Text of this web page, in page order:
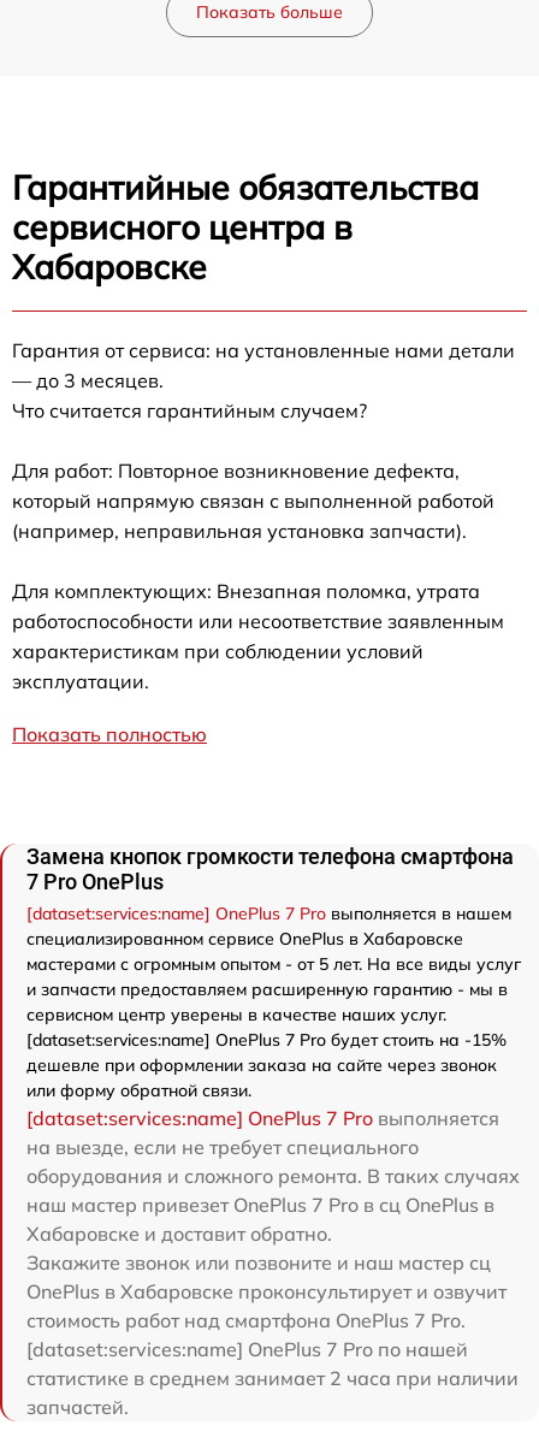
Показать больше
Гарантийные обязательства
сервисного центра в
Хабаровске
Гарантия от сервиса: на установленные нами детали
— до 3 месяцев.
Что считается гарантийным случаем?
Для работ: Повторное возникновение дефекта,
который напрямую связан с выполненной работой
(например, неправильная установка запчасти).
Для комплектующих: Внезапная поломка, утрата
работоспособности или несоответствие заявленным
характеристикам при соблюдении условий
эксплуатации.
Показать полностью
Замена кнопок громкости телефона смартфона
7 Pro OnePlus
[dataset:services:name] OnePlus 7 Pro выполняется в нашем
специализированном сервисе OnePlus в Хабаровске
мастерами с огромным опытом - от 5 лет. На все виды услуг
и запчасти предоставляем расширенную гарантию - мы в
сервисном центр уверены в качестве наших услуг.
[dataset:services:name] OnePlus 7 Pro будет стоить на -15%
дешевле при оформлении заказа на сайте через звонок
или форму обратной связи.
[dataset:services:name] OnePlus 7 Pro выполняется
на выезде, если не требует специального
оборудования и сложного ремонта. В таких случаях
наш мастер привезет OnePlus 7 Pro в сц OnePlus в
Хабаровске и доставит обратно.
Закажите звонок или позвоните и наш мастер сц
OnePlus в Хабаровске проконсультирует и озвучит
стоимость работ над смартфона OnePlus 7 Pro.
[dataset:services:name] OnePlus 7 Pro по нашей
статистике в среднем занимает 2 часа при наличии
запчастей.